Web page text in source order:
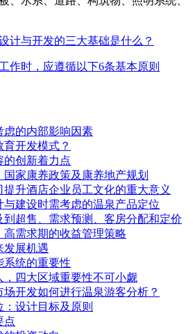
计与开发的三大基础是什么？
作时，应遵循以下6条基本原则
虑的内部影响因素
开发模式？
的创新着力点
国家康养政策及康养地产规划
升酒店企业员工文化的重大意义
与建设时需考虑的温泉产品定位
到超售、需求预测、客房分配和定价
高需求期的收益管理策略
发展机遇
系统的重要性
，四大区域重要性不可小觑
开发如何进行温泉游客分析？
设计目标及原则
点